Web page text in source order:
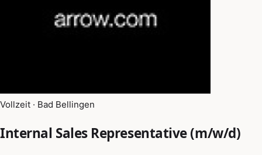
Vollzeit · Bad Bellingen
Internal Sales Representative (m/w/d)